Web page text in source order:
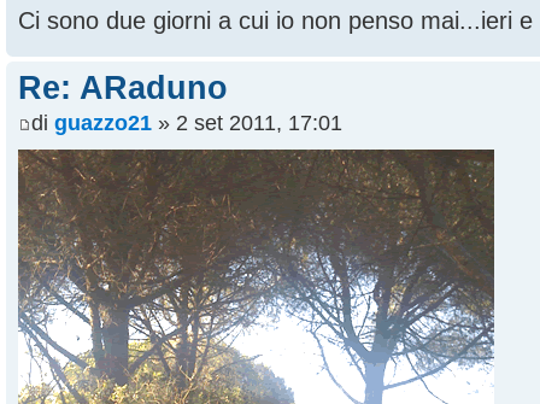
Ci sono due giorni a cui io non penso mai...ieri
Re: ARaduno
di guazzo21 » 2 set 2011, 17:01